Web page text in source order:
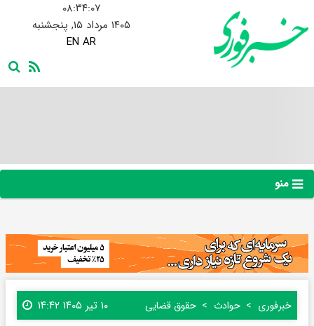
۰۸:۳۴:۰۹
۱۴۰۵ مرداد ۱۵, پنجشنبه
EN AR
منو
خبرفوری حوادث حقوق قضایی ۱۰ تیر ۱۴۰۵ ۱۴:۴۲